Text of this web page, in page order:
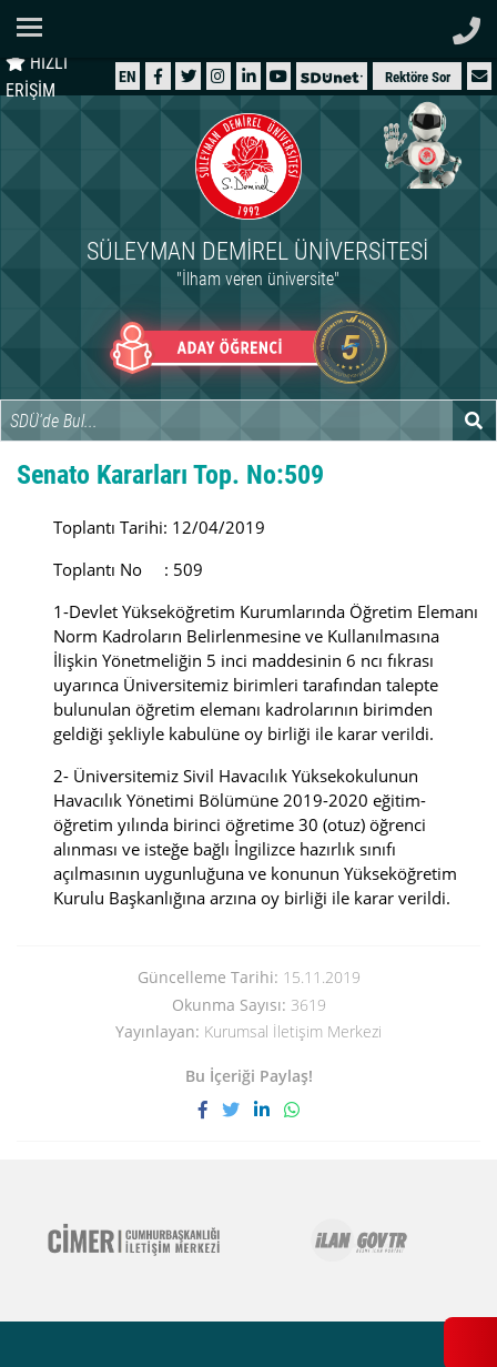
HIZLI
ERİŞİM
EN Rektöre Sor
SÜLEYMAN DEMIREL ÜNIVERSITESI
"İlham veren üniversite"
ÜNİVERSİTEMİZ
İDARİ
ARAŞTIRMA
INTERNATIONAL
Senato Kararları Top. No:509
Toplantı Tarihi: 12/04/2019
Toplantı No : 509
1-Devlet Yükseköğretim Kurumlarında Öğretim Elemanı
Norm Kadroların Belirlenmesine ve Kullanılmasına
İlişkin Yönetmeliğin 5 inci maddesinin 6 ncı fıkrası
uyarınca Üniversitemiz birimleri tarafından talepte
bulunulan öğretim elemanı kadrolarının birimden
geldiği şekliyle kabulüne oy birliği ile karar verildi.
2- Üniversitemiz Sivil Havacılık Yüksekokulunun
Havacılık Yönetimi Bölümüne 2019-2020 eğitim-
öğretim yılında birinci öğretime 30 (otuz) öğrenci
alınması ve isteğe bağlı İngilizce hazırlık sınıfı
açılmasının uygunluğuna ve konunun Yükseköğretim
Kurulu Başkanlığına arzına oy birliği ile karar verildi.
Güncelleme Tarihi: 15.11.2019
Okunma Sayısı: 3619
Yayınlayan: Kurumsal İletişim Merkezi
Bu İçeriği Paylaş!